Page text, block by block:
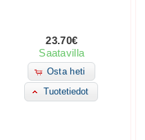
23.70€
Saatavilla
Osta heti
Tuotetiedot